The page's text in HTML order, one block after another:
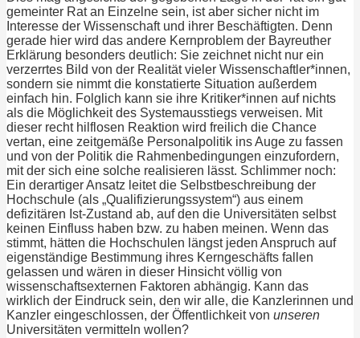
gemeinter Rat an Einzelne sein, ist aber sicher nicht im
Interesse der Wissenschaft und ihrer Beschäftigten. Denn
gerade hier wird das andere Kernproblem der Bayreuther
Erklärung besonders deutlich: Sie zeichnet nicht nur ein
verzerrtes Bild von der Realität vieler Wissenschaftler*innen,
sondern sie nimmt die konstatierte Situation außerdem
einfach hin. Folglich kann sie ihre Kritiker*innen auf nichts
als die Möglichkeit des Systemausstiegs verweisen. Mit
dieser recht hilflosen Reaktion wird freilich die Chance
vertan, eine zeitgemäße Personalpolitik ins Auge zu fassen
und von der Politik die Rahmenbedingungen einzufordern,
mit der sich eine solche realisieren lässt. Schlimmer noch:
Ein derartiger Ansatz leitet die Selbstbeschreibung der
Hochschule (als „Qualifizierungssystem“) aus einem
defizitären Ist-Zustand ab, auf den die Universitäten selbst
keinen Einfluss haben bzw. zu haben meinen. Wenn das
stimmt, hätten die Hochschulen längst jeden Anspruch auf
eigenständige Bestimmung ihres Kerngeschäfts fallen
gelassen und wären in dieser Hinsicht völlig von
wissenschaftsexternen Faktoren abhängig. Kann das
wirklich der Eindruck sein, den wir alle, die Kanzlerinnen und
Kanzler eingeschlossen, der Öffentlichkeit von unseren
Universitäten vermitteln wollen?